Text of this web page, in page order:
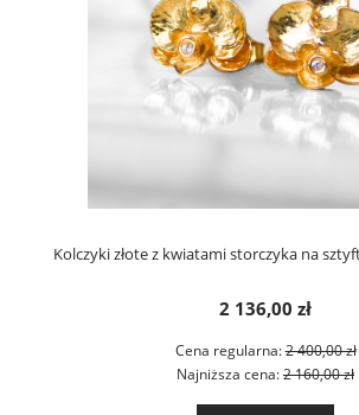
Kolczyki złote z kwiatami storczyka na
2 136,00 zł
Cena regularna:2 400,00 zł
Najniższa cena:2 160,00 zł